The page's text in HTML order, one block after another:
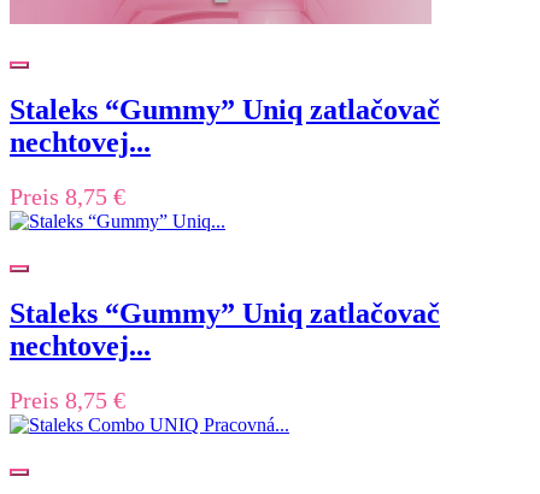
Staleks “Gummy” Uniq zatlačovač
nechtovej...
Preis 8,75 €
Staleks “Gummy” Uniq zatlačovač
nechtovej...
Preis 8,75 €